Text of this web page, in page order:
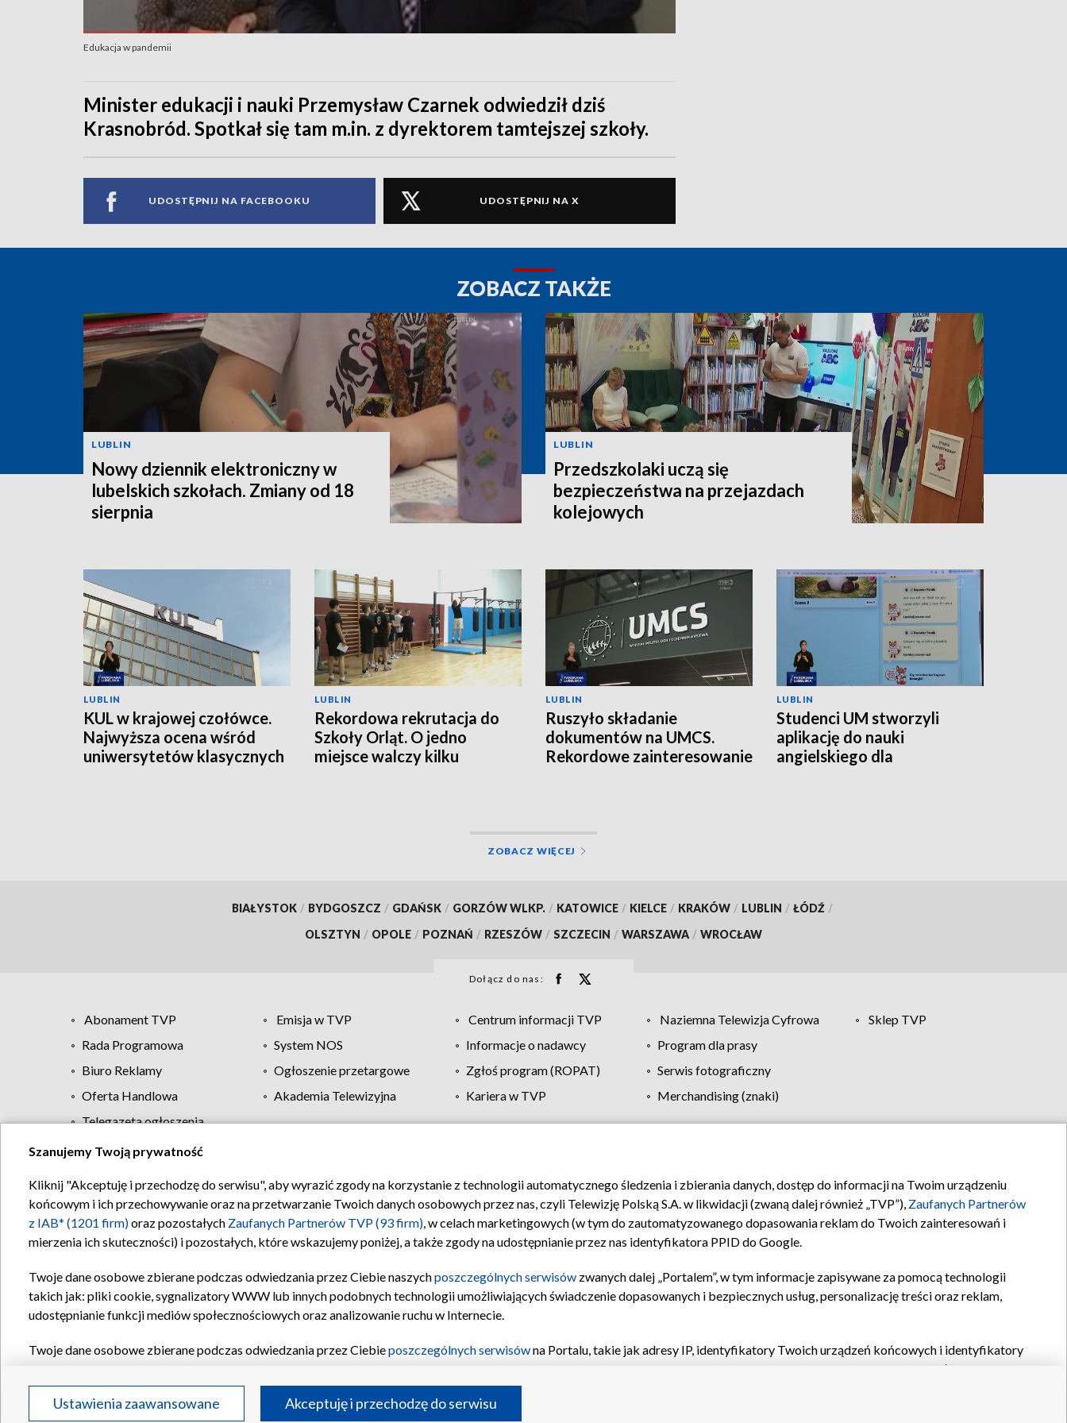
Edukacja w pandemii
Minister edukacji i nauki Przemysław Czarnek odwiedził dziś
Krasnobród. Spotkał się tam m.in. z dyrektorem tamtejszej szkoły.
UDOSTĘPNIJ NA FACEBOOKU UDOSTĘPNIJ NA X
ZOBACZ TAKŻE
LUBLIN
Nowy dziennik elektroniczny w
lubelskich szkołach. Zmiany od 18
sierpnia
LUBLIN
Przedszkolaki uczą się
bezpieczeństwa na przejazdach
kolejowych
LUBLIN
KUL w krajowej czołówce.
Najwyższa ocena wśród
uniwersytetów klasycznych
LUBLIN
Rekordowa rekrutacja do
Szkoły Orląt. O jedno
miejsce walczy kilku
LUBLIN
Ruszyło składanie
dokumentów na UMCS.
Rekordowe zainteresowanie
LUBLIN
Studenci UM stworzyli
aplikację do nauki
angielskiego dla
ZOBACZ WIĘCEJ
BIAŁYSTOK / BYDGOSZCZ / GDAŃSK / GORZÓW WLKP. / KATOWICE / KIELCE / KRAKÓW / LUBLIN / ŁÓDŹ /
OLSZTYN / OPOLE / POZNAŃ / RZESZÓW / SZCZECIN / WARSZAWA / WROCŁAW
Dołącz do nas:
Abonament TVP Emisja w TVP Centrum informacji TVP Naziemna Telewizja Cyfrowa
Sklep TVP
Rada Programowa
System NOS Informacje o nadawcy
Program dla prasy
Biuro Reklamy
Ogłoszenie przetargowe Zgłoś program (ROPAT)
Serwis fotograficzny
Oferta Handlowa
Akademia Telewizyjna Kariera w TVP
Merchandising (znaki)
Telegazeta ogłoszenia
Regulamin TVP Polityka prywatności Moje zgody Pomoc Biuro reklamy Kontakt
Szanujemy Twoją prywatność
Kliknij "Akceptuję i przechodzę do serwisu", aby wyrazić zgody na korzystanie z technologii automatycznego śledzenia i zbierania danych, dostęp do informacji na Twoim urządzeniu
końcowym i ich przechowywanie oraz na przetwarzanie Twoich danych osobowych przez nas, czyli Telewizję Polską S.A. w likwidacji (zwaną dalej również „TVP”), Zaufanych Partnerów
z IAB* (1201 firm)oraz pozostałych Zaufanych Partnerów TVP (93 firm), w celach marketingowych (w tym do zautomatyzowanego dopasowania reklam do Twoich zainteresowań i
mierzenia ich skuteczności) i pozostałych, które wskazujemy poniżej, a także zgody na udostępnianie przez nas identyfikatora PPID do Google.
Twoje dane osobowe zbierane podczas odwiedzania przez Ciebie naszychposzczególnych serwisów zwanych dalej „Portalem”, w tym informacje zapisywane za pomocą technologii
takich jak: pliki cookie, sygnalizatory WWW lub innych podobnych technologii umożliwiających świadczenie dopasowanych i bezpiecznych usług, personalizację treści oraz reklam,
udostępnianie funkcji mediów społecznościowych oraz analizowanie ruchu w Internecie.
Twoje dane osobowe zbierane podczas odwiedzania przez Ciebieposzczególnych serwisówna Portalu, takie jak adresy IP, identyfikatory Twoich urządzeń końcowych i identyfikatory
oraz pozostałych
Partnerów TVPdla realizacji następujących celów i funkcji: przechowywania informacji na urządzeniu lub dostęp do nich, wyboru podstawowych reklam, wyboru spersonalizowanych
reklam, tworzenia profilu spersonalizowanych reklam, tworzenia profilu spersonalizowanych treści, wyboru spersonalizowanych treści, pomiaru wydajności reklam, pomiaru wydajności
Ustawienia zaawansowane Akceptuję i przechodzę do serwisu